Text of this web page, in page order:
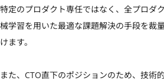
特定のプロダクト専任ではなく、全プロダ
械学習を用いた最適な課題解決の手段を裁
けます。
また、CTO直下のポジションのため、技術